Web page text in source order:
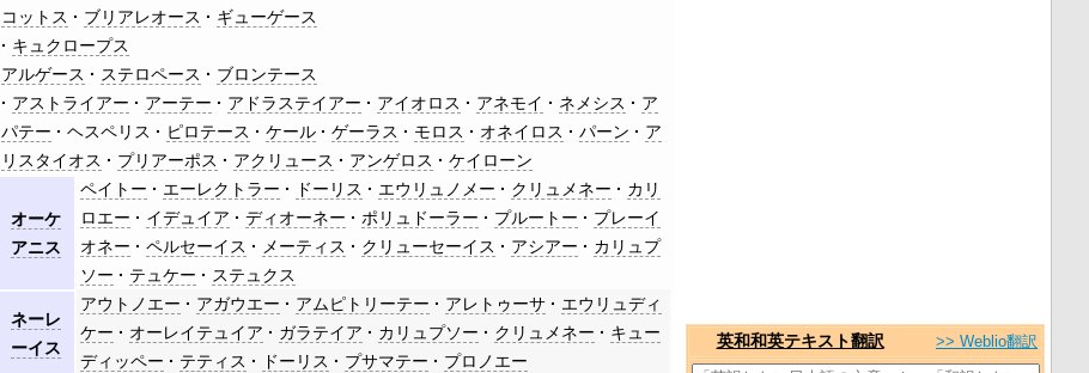
コットス
ブリアレオース
ギューゲース
キュクロープス
アルゲース
ステロペース
ブロンテース
アストライアー
アーテー アドラステイアー アイオロス アネモイ ネメシス
ア
パテー
ヘスペリス ピロテース ケール ゲーラス モロス オネイロス パーン
ア
リスタイオス
プリアーポス アクリュース アンゲロス ケイローン
オーケ
アニス
ペイトー エーレクトラー ドーリス エウリュノメー クリュメネー
カリ
ロエー
イデュイア ディオーネー ポリュドーラー プルートー
プレーイ
オネー
ペルセーイス メーティス クリューセーイス アシアー
カリュプ
ソー
テュケー ステュクス
ネーレ
ーイス
アウトノエー アガウエー アムピトリーテー アレトゥーサ
エウリュディ
ケー
オーレイテュイア ガラテイア カリュプソー クリュメネー
キュー
ディッペー
テティス ドーリス プサマテー
プロノエー
英和和英テキスト翻訳 >> Weblio翻訳